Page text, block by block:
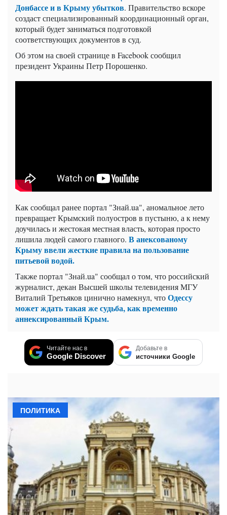
Донбассе и в Крыму убытков. Правительство вскоре
создаст специализированный координационный орган,
который будет заниматься подготовкой
соответствующих документов в суд.
Об этом на своей странице в Facebook сообщил
президент Украины Петр Порошенко.
Как сообщал ранее портал "Знай.ua", аномальное лето
превращает Крымский полуостров в пустыню, а к нему
доучилась и жестокая местная власть, которая просто
лишила людей самого главного. В анексованому
Крыму ввели жесткие правила на пользование
питьевой водой.
Также портал "Знай.ua" сообщал о том, что российский
журналист, декан Высшей школы телевидения МГУ
Виталий Третьяков цинично намекнул, чтоОдессу
может ждать такая же судьба, как временно
аннексированный Крым.
Читайте нас в
Google Discover
Добавьте в
источники Google
ПОЛИТИКА